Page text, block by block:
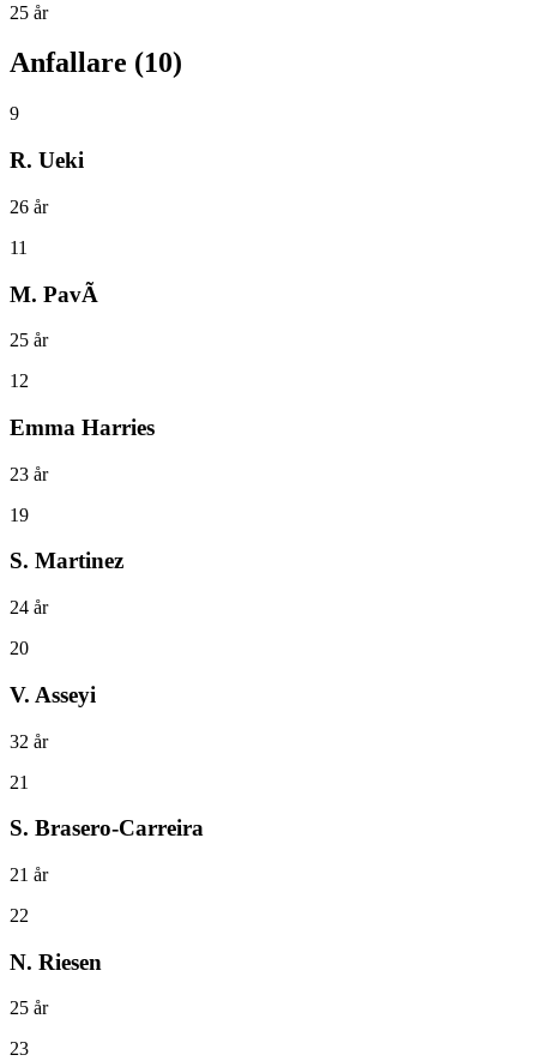
25 år
Anfallare (10)
9
R. Ueki
26 år
11
M. PavÃ­
25 år
12
Emma Harries
23 år
19
S. Martinez
24 år
20
V. Asseyi
32 år
21
S. Brasero-Carreira
21 år
22
N. Riesen
25 år
23